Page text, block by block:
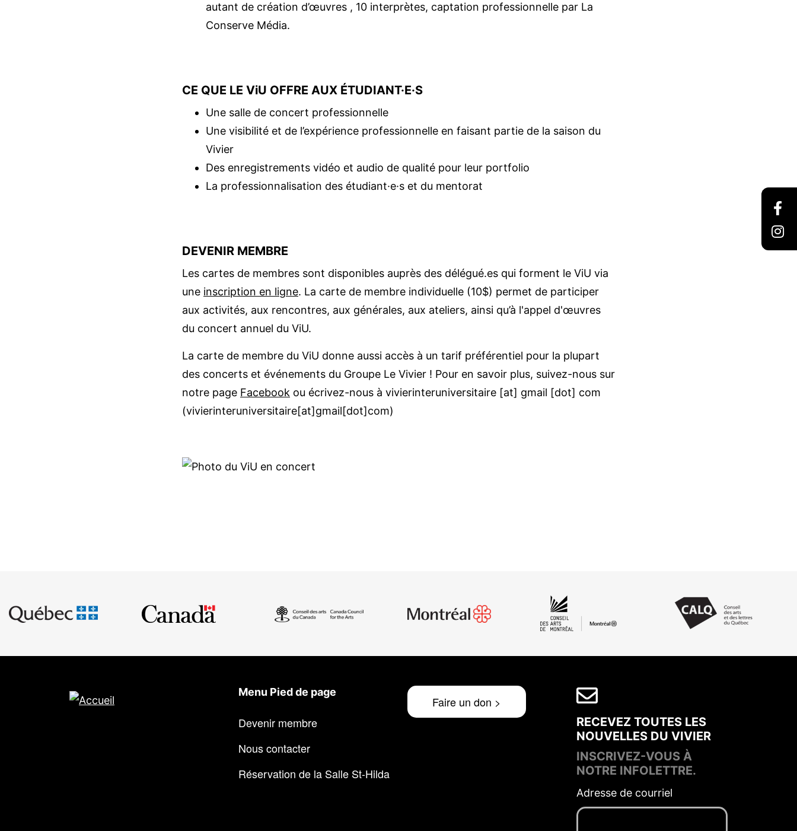
autant de création d’œuvres , 10 interprètes, captation professionnelle par La
Conserve Média.
CE QUE LE ViU OFFRE AUX ÉTUDIANT·E·S
Une salle de concert professionnelle
Une visibilité et de l’expérience professionnelle en faisant partie de la saison du
Vivier
Des enregistrements vidéo et audio de qualité pour leur portfolio
La professionnalisation des étudiant·e·s et du mentorat
DEVENIR MEMBRE
Les cartes de membres sont disponibles auprès des ­délégué.es qui forment le ViU via
une inscription en ligne. La carte de membre individuelle (10$) ­permet de participer
aux activités, aux rencontres, aux générales, aux ateliers, ainsi qu’à l'appel d'œuvres
du concert annuel du ViU.
La carte de membre du ViU donne aussi accès à un tarif préférentiel pour la plupart
des concerts et événements du Groupe Le Vivier ! Pour en savoir plus, suivez-nous sur
notre page Facebook ou écrivez-nous à ­ vivierinteruniversitaire [at] gmail [dot] com
(vivierinteruniversitaire[at]gmail[dot]com)
Menu Pied de page
Devenir membre
Nous contacter
Réservation de la Salle St-Hilda
Faire un don >
RECEVEZ TOUTES LES
NOUVELLES DU VIVIER
INSCRIVEZ-VOUS À
NOTRE INFOLETTRE.
Adresse de courriel